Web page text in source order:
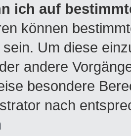
ich auf
können
Um diese
andere
besondere
nach